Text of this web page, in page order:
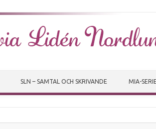
SLN – SAMTAL OCH SKRIVANDE MIA-